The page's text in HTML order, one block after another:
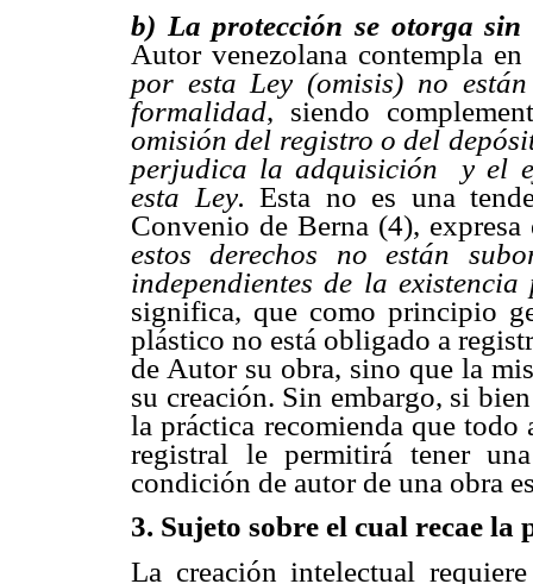
b) La protección se otorga sin
Autor venezolana contempla
por esta Ley (omisis) no
formalidad, siendo
omisión del registro o del
perjudica la adquisición y el
esta Ley. Esta no es una
Convenio de Berna (4), expresa
estos derechos no están
independientes de la
significa, que como principio
plástico no está obligado a
de Autor su obra, sino que la
su creación. Sin embargo, si
la práctica recomienda que
registral le permitirá tener
condición de autor de una obra
3. Sujeto sobre el cual recae la
La creación intelectual